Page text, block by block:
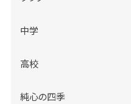
中学
高校
純心の四季